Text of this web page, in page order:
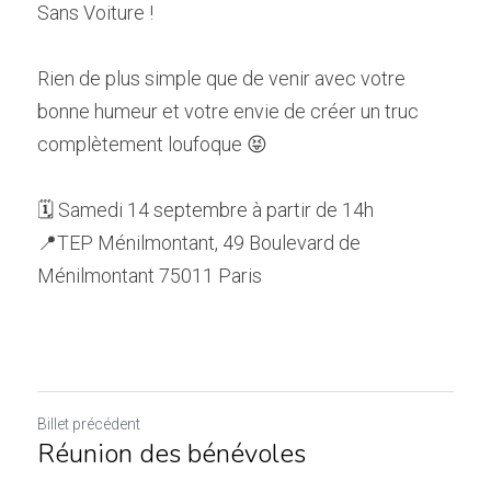
Sans Voiture !
Rien de plus simple que de venir avec votre
bonne humeur et votre envie de créer un truc
complètement loufoque 😝
🗓 Samedi 14 septembre à partir de 14h
📍TEP Ménilmontant, 49 Boulevard de
Ménilmontant 75011 Paris
Billet précédent
Réunion des bénévoles